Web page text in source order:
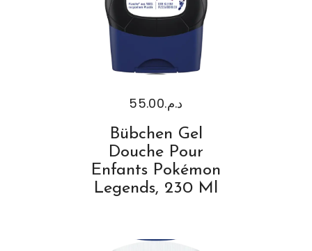
د.م.55.00
Bübchen Gel
Douche Pour
Enfants Pokémon
Legends, 230 Ml